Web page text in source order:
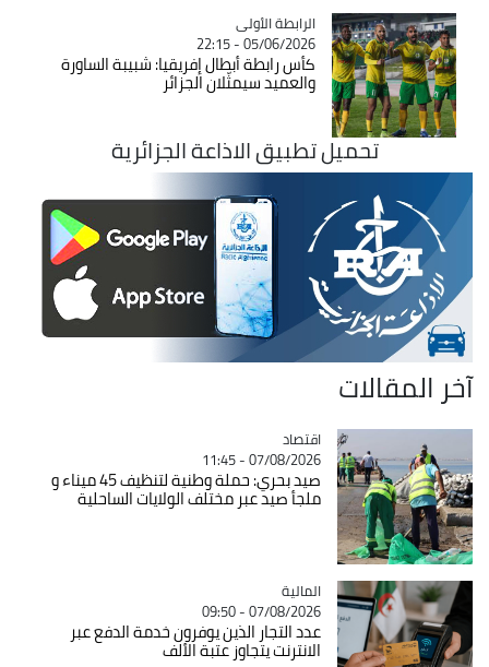
Catégorie
الرابطة الأولى
05/06/2026 - 22:15
كأس رابطة أبطال إفريقيا: شبيبة الساورة
والعميد سيمثّلان الجزائر
تحميل تطبيق الاذاعة الجزائرية
آخر المقالات
Catégorie
اقتصاد
07/08/2026 - 11:45
صيد بحري: حملة وطنية لتنظيف 45 ميناء و
ملجأ صيد عبر مختلف الولايات الساحلية
Catégorie
المالية
07/08/2026 - 09:50
عدد التجار الذين يوفرون خدمة الدفع عبر
الانترنت يتجاوز عتبة الألف